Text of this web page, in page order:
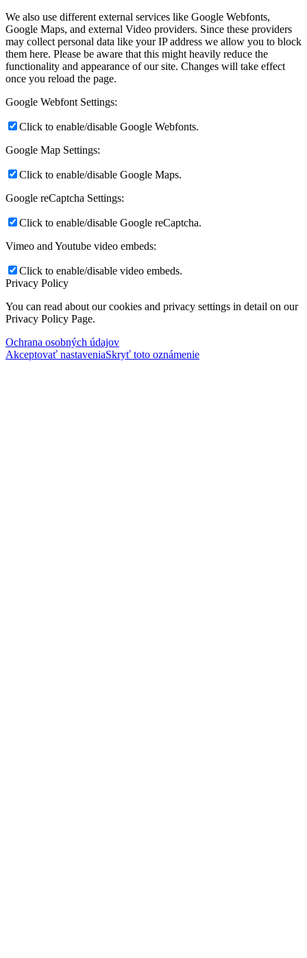
We also use different external services like Google Webfonts,
Google Maps, and external Video providers. Since these providers
may collect personal data like your IP address we allow you to block
them here. Please be aware that this might heavily reduce the
functionality and appearance of our site. Changes will take effect
once you reload the page.
Google Webfont Settings:
Click to enable/disable Google Webfonts.
Google Map Settings:
Click to enable/disable Google Maps.
Google reCaptcha Settings:
Click to enable/disable Google reCaptcha.
Vimeo and Youtube video embeds:
Click to enable/disable video embeds.
Privacy Policy
You can read about our cookies and privacy settings in detail on our
Privacy Policy Page.
Ochrana osobných údajov
Akceptovať nastaveniaSkryť toto oznámenie